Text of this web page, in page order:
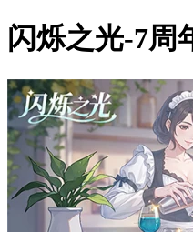
闪烁之光-7周